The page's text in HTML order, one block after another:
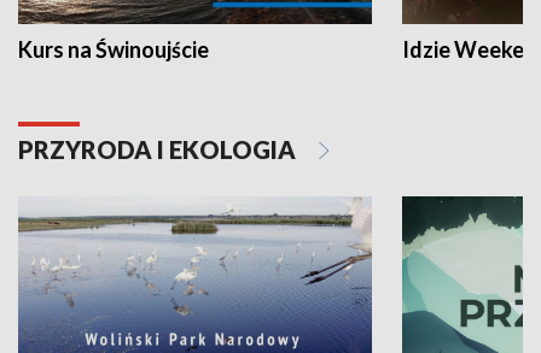
Kurs na Świnoujście Idzie
PRZYRODA I EKOLOGIA